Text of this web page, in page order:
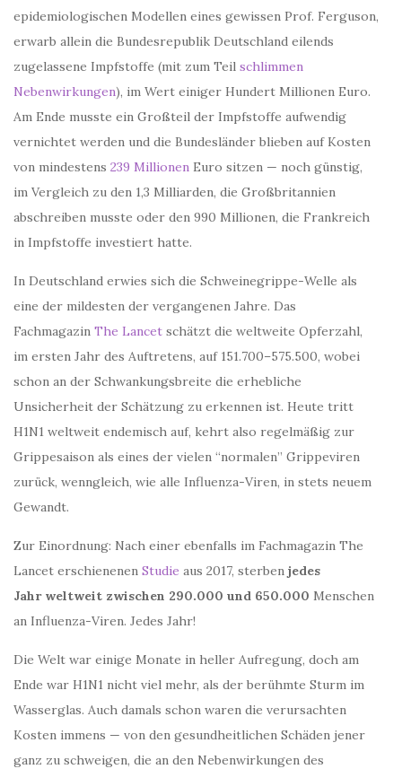
epidemiologischen Modellen eines gewissen Prof. Ferguson,
erwarb allein die Bundesrepublik Deutschland eilends
zugelassene Impfstoffe (mit zum Teil schlimmen
Nebenwirkungen), im Wert einiger Hundert Millionen Euro.
Am Ende musste ein Großteil der Impfstoffe aufwendig
vernichtet werden und die Bundesländer blieben auf Kosten
von mindestens 239 Millionen Euro sitzen — noch günstig,
im Vergleich zu den 1,3 Milliarden, die Großbritannien
abschreiben musste oder den 990 Millionen, die Frankreich
in Impfstoffe investiert hatte.
In Deutschland erwies sich die Schweinegrippe-Welle als
eine der mildesten der vergangenen Jahre. Das
Fachmagazin The Lancet schätzt die weltweite Opferzahl,
im ersten Jahr des Auftretens, auf 151.700–575.500, wobei
schon an der Schwankungsbreite die erhebliche
Unsicherheit der Schätzung zu erkennen ist. Heute tritt
H1N1 weltweit endemisch auf, kehrt also regelmäßig zur
Grippesaison als eines der vielen “normalen” Grippeviren
zurück, wenngleich, wie alle Influenza-Viren, in stets neuem
Gewandt.
Zur Einordnung: Nach einer ebenfalls im Fachmagazin The
Lancet erschienenen Studie aus 2017, sterben jedes
Jahr weltweit zwischen 290.000 und 650.000 Menschen
an Influenza-Viren. Jedes Jahr!
Die Welt war einige Monate in heller Aufregung, doch am
Ende war H1N1 nicht viel mehr, als der berühmte Sturm im
Wasserglas. Auch damals schon waren die verursachten
Kosten immens — von den gesundheitlichen Schäden jener
ganz zu schweigen, die an den Nebenwirkungen des